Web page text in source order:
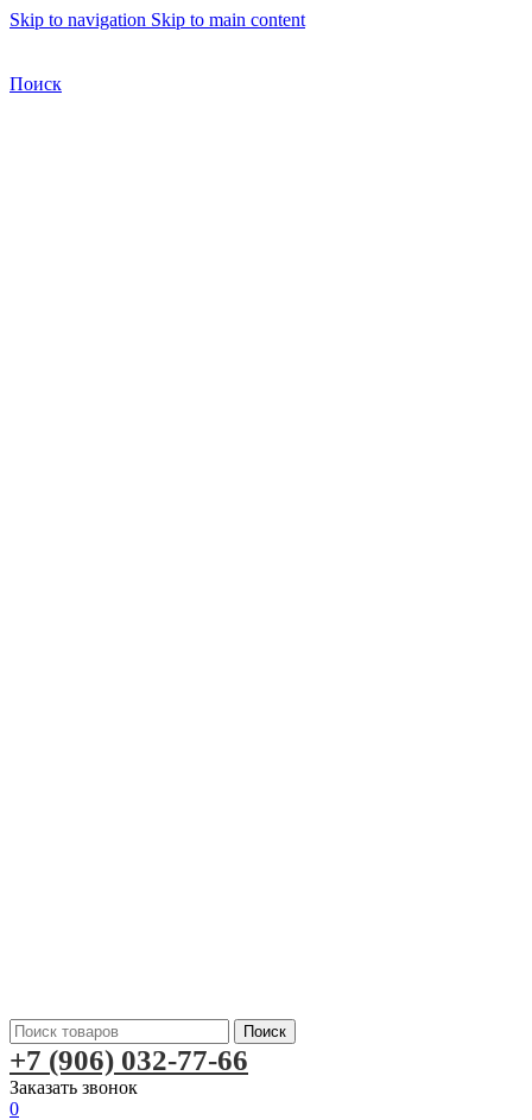
Skip to navigation Skip to main content
Поиск
Поиск
+7 (906) 032-77-66
Заказать звонок
0